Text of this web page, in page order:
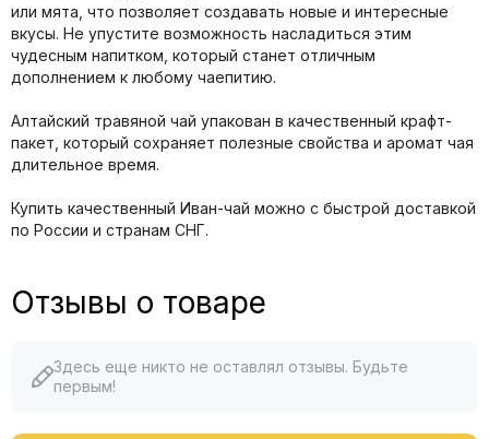
или мята, что позволяет создавать новые и интересные
вкусы. Не упустите возможность насладиться этим
чудесным напитком, который станет отличным
дополнением к любому чаепитию.
Алтайский травяной чай упакован в качественный крафт-
пакет, который сохраняет полезные свойства и аромат чая
длительное время.
Купить качественный Иван-чай можно с быстрой доставкой
по России и странам СНГ.
Отзывы о товаре
Здесь еще никто не оставлял отзывы. Будьте
первым!